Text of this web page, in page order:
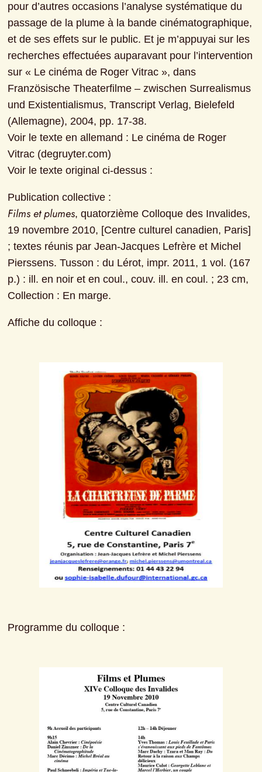
pour d’autres occasions l’analyse systématique du
passage de la plume à la bande cinématographique,
et de ses effets sur le public. Et je m’appuyai sur les
recherches effectuées auparavant pour l’intervention
sur « Le cinéma de Roger Vitrac », dans
Französische Theaterfilme – zwischen Surrealismus
und Existentialismus, Transcript Verlag, Bielefeld
(Allemagne), 2004, pp. 17-38.
Voir le texte en allemand : Le cinéma de Roger
Vitrac (degruyter.com)
Voir le texte original ci-dessus :
Films et plumes, quatorzième Colloque des Invalides,
19 novembre 2010, [Centre culturel canadien, Paris]
; textes réunis par Jean-Jacques Lefrère et Michel
Pierssens. Tusson : du Lérot, impr. 2011, 1 vol. (167
p.) : ill. en noir et en coul., couv. ill. en coul. ; 23 cm,
Collection : En marge.
Affiche du colloque :
Programme du colloque :